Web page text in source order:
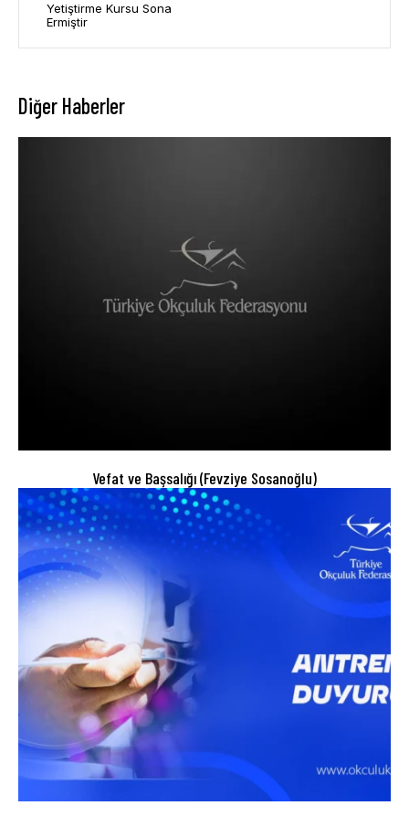
Yetiştirme Kursu Sona
Ermiştir
Diğer Haberler
Vefat ve Başsalığı (Fevziye Sosanoğlu)